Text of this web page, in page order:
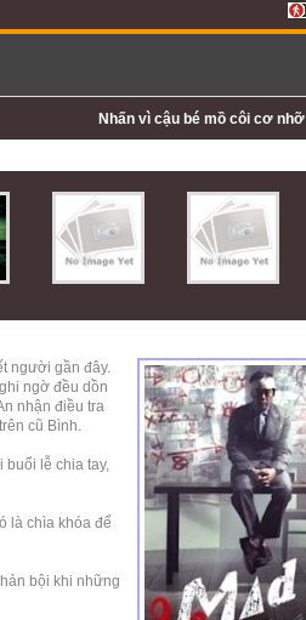
Nhấn vì cậu bé mồ côi cơ nhỡ
người gần đây.
ngờ đều dồn
nhận điều tra
cũ Bình.
buổi lễ chia tay,
là chìa khóa để
bội khi những